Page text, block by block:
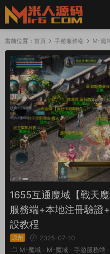
當前位置： 首頁 手遊服務端 M-魔
1655互通魔域【戰天
服務端+本地注冊驗證
設教程
原創
2025-07-10
M-魔域 · M-魔域 · 手遊服務端 ·